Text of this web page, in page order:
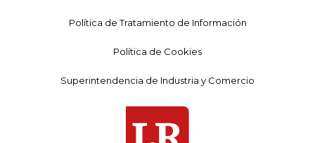
Política de Tratamiento de Información
Política de Cookies
Superintendencia de Industria y Comercio